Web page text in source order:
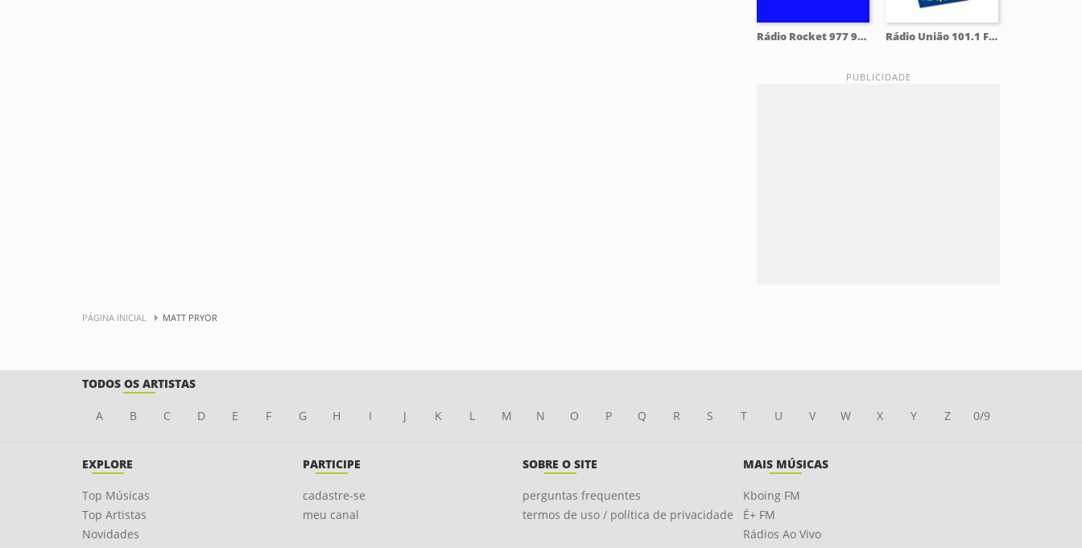
Rádio Rocket 977 97.7 FM Rádio União 101.1 FM
PÁGINA INICIAL MATT PRYOR
TODOS OS ARTISTAS
A B C D E F G H I J K L M N O P Q R S T U V W X Y Z 0/9
EXPLORE
Top Músicas
Top Artistas
Novidades
PARTICIPE
cadastre-se
meu canal
SOBRE O SITE
perguntas frequentes
termos de uso / política de privacidade
MAIS MÚSICAS
Kboing FM
É+ FM
Rádios Ao Vivo